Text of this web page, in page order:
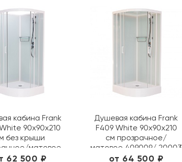
кабина Frank
90х90х210
без крыши
матовое
20004
62 500 ₽
Душевая кабина Frank
F409 White 90х90х210
см прозрачное/
матовое 409009/ 20003
от 64 500 ₽